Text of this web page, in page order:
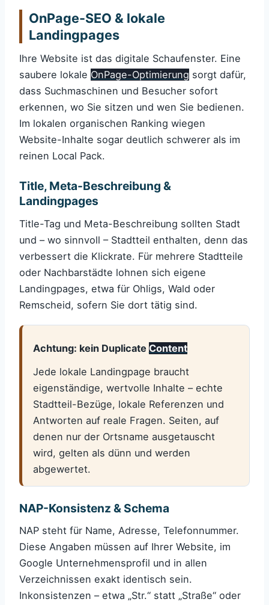
OnPage-SEO & lokale
Landingpages
Ihre Website ist das digitale Schaufenster. Eine
saubere lokale OnPage-Optimierung sorgt dafür,
dass Suchmaschinen und Besucher sofort
erkennen, wo Sie sitzen und wen Sie bedienen.
Im lokalen organischen Ranking wiegen
Website-Inhalte sogar deutlich schwerer als im
reinen Local Pack.
Title, Meta-Beschreibung &
Landingpages
Title-Tag und Meta-Beschreibung sollten Stadt
und – wo sinnvoll – Stadtteil enthalten, denn das
verbessert die Klickrate. Für mehrere Stadtteile
oder Nachbarstädte lohnen sich eigene
Landingpages, etwa für Ohligs, Wald oder
Remscheid, sofern Sie dort tätig sind.
Achtung: kein Duplicate Content
Jede lokale Landingpage braucht
eigenständige, wertvolle Inhalte – echte
Stadtteil-Bezüge, lokale Referenzen und
Antworten auf reale Fragen. Seiten, auf
denen nur der Ortsname ausgetauscht
wird, gelten als dünn und werden
abgewertet.
NAP-Konsistenz & Schema
NAP steht für Name, Adresse, Telefonnummer.
Diese Angaben müssen auf Ihrer Website, im
Google Unternehmensprofil und in allen
Verzeichnissen exakt identisch sein.
Inkonsistenzen – etwa „Str.“ statt „Straße“ oder